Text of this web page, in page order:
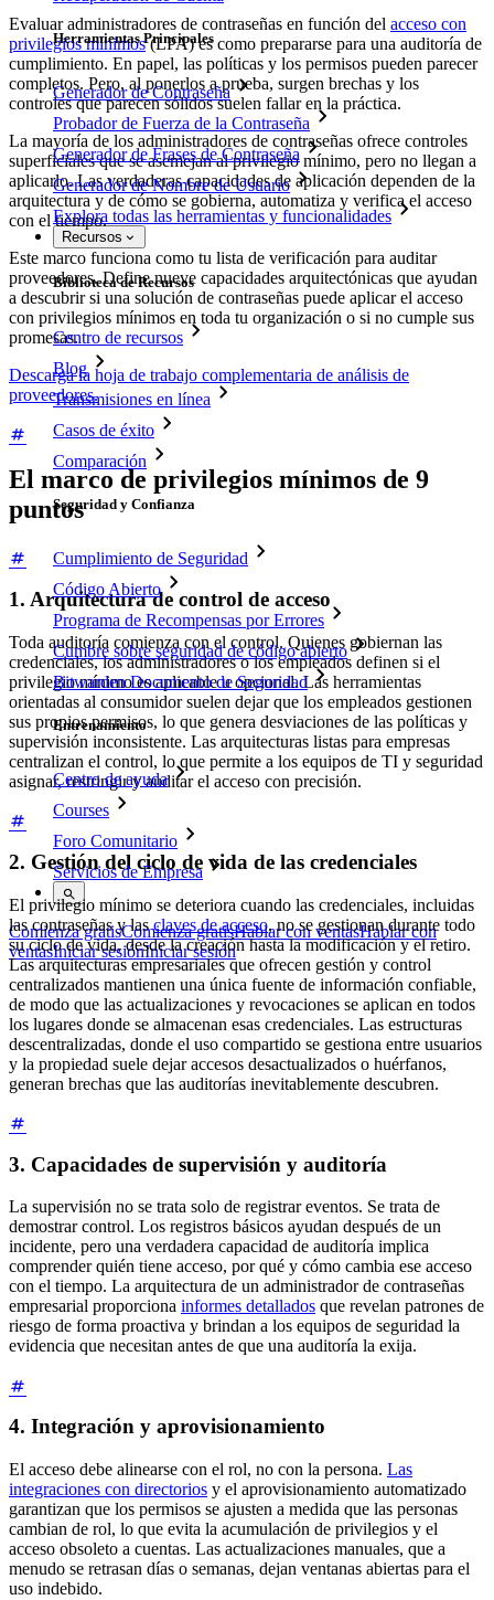
Herramientas Principales
Generador de Contraseña
Probador de Fuerza de la Contraseña
Generador de Frases de Contraseña
Generador de Nombre de Usuario
Explora todas las herramientas y funcionalidades
Recursos
Biblioteca de Recursos
Centro de recursos
Blog
Transmisiones en línea
Casos de éxito
Comparación
Seguridad y Confianza
Cumplimiento de Seguridad
Código Abierto
Programa de Recompensas por Errores
Cumbre sobre seguridad de código abierto
Bitwarden Documento de Seguridad
Entrenamiento
Centro de ayuda
Courses
Foro Comunitario
Servicios de Empresa
Comienza gratisComienza gratisHablar con ventasHablar con
ventasIniciar sesiónIniciar sesión
Evaluar administradores de contraseñas en función del acceso con
privilegios mínimos(LPA) es como prepararse para una auditoría de
cumplimiento. En papel, las políticas y los permisos pueden parecer
completos. Pero, al ponerlos a prueba, surgen brechas y los
controles que parecen sólidos suelen fallar en la práctica.
La mayoría de los administradores de contraseñas ofrece controles
superficiales que se asemejan al privilegio mínimo, pero no llegan a
aplicarlo. Las verdaderas capacidades de aplicación dependen de la
arquitectura y de cómo se gobierna, automatiza y verifica el acceso
con el tiempo.
Este marco funciona como tu lista de verificación para auditar
proveedores. Define nueve capacidades arquitectónicas que ayudan
a descubrir si una solución de contraseñas puede aplicar el acceso
con privilegios mínimos en toda tu organización o si no cumple sus
promesas.
Descarga la hoja de trabajo complementaria de análisis de
proveedores.
El marco de privilegios mínimos de 9
puntos
1. Arquitectura de control de acceso
Toda auditoría comienza con el control. Quienes gobiernan las
credenciales, los administradores o los empleados definen si el
privilegio mínimo es aplicable u opcional. Las herramientas
orientadas al consumidor suelen dejar que los empleados gestionen
sus propios permisos, lo que genera desviaciones de las políticas y
supervisión inconsistente. Las arquitecturas listas para empresas
centralizan el control, lo que permite a los equipos de TI y seguridad
asignar, restringir y auditar el acceso con precisión.
2. Gestión del ciclo de vida de las credenciales
El privilegio mínimo se deteriora cuando las credenciales, incluidas
las contraseñas y lasclaves de acceso, no se gestionan durante todo
su ciclo de vida, desde la creación hasta la modificación y el retiro.
Las arquitecturas empresariales que ofrecen gestión y control
centralizados mantienen una única fuente de información confiable,
de modo que las actualizaciones y revocaciones se aplican en todos
los lugares donde se almacenan esas credenciales. Las estructuras
descentralizadas, donde el uso compartido se gestiona entre usuarios
y la propiedad suele dejar accesos desactualizados o huérfanos,
generan brechas que las auditorías inevitablemente descubren.
3. Capacidades de supervisión y auditoría
La supervisión no se trata solo de registrar eventos. Se trata de
demostrar control. Los registros básicos ayudan después de un
incidente, pero una verdadera capacidad de auditoría implica
comprender quién tiene acceso, por qué y cómo cambia ese acceso
con el tiempo. La arquitectura de un administrador de contraseñas
empresarial proporciona informes detallados que revelan patrones de
riesgo de forma proactiva y brindan a los equipos de seguridad la
evidencia que necesitan antes de que una auditoría la exija.
4. Integración y aprovisionamiento
El acceso debe alinearse con el rol, no con la persona. Las
integraciones con directorios y el aprovisionamiento automatizado
garantizan que los permisos se ajusten a medida que las personas
cambian de rol, lo que evita la acumulación de privilegios y el
acceso obsoleto a cuentas. Las actualizaciones manuales, que a
menudo se retrasan días o semanas, dejan ventanas abiertas para el
uso indebido.